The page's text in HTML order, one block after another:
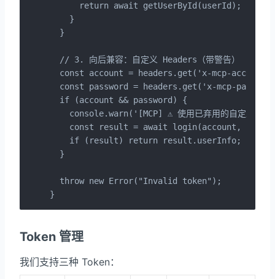
      return await getUserById(userId);
    }
  }
  // 3. 向后兼容：自定义 Headers（带警告）
const account = headers.get('x-mcp-
const password = headers.get('x-mcp-
  if (account && password) {
console.warn('[MCP] ⚠️ 使用已弃用的自定义头部
const result = await login(account,
    if (result) return result.userInfo;
  }
  throw new Error("Invalid token");
}
Token 管理
我们支持三种 Token：